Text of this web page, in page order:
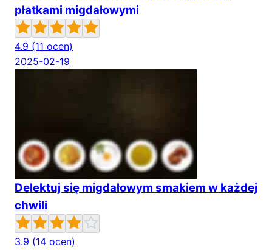
płatkami migdałowymi
4.9 (11 ocen)
2025-02-19
Delektuj się migdałowym smakiem w każdej
chwili
3.9 (14 ocen)